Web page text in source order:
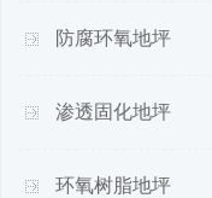
防腐环氧地坪
渗透固化地坪
环氧树脂地坪